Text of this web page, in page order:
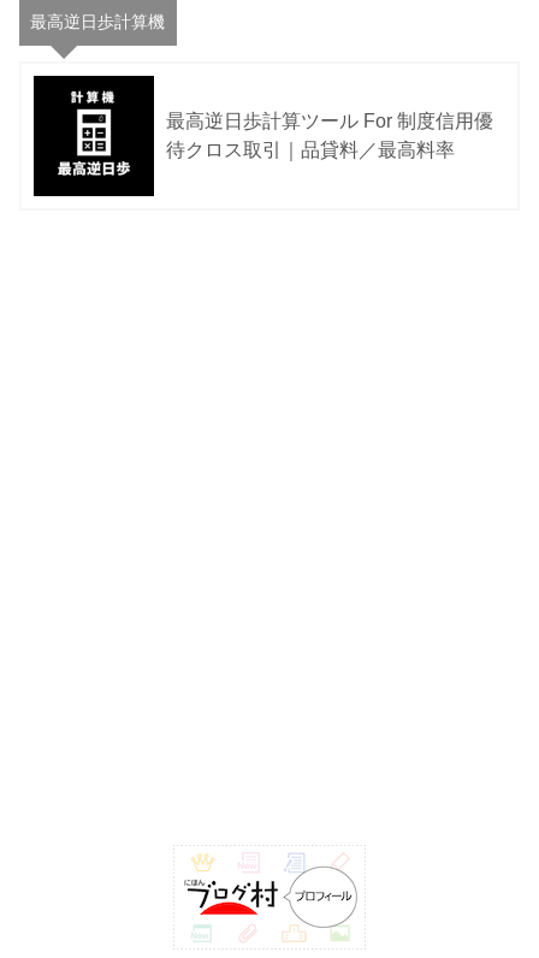
最高逆日歩計算機
最高逆日歩計算ツール For 制度信用優
待クロス取引｜品貸料／最高料率